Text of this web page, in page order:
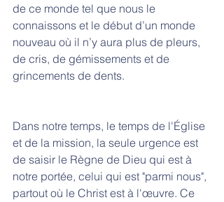
de ce monde tel que nous le
connaissons et le début d’un monde
nouveau où il n’y aura plus de pleurs,
de cris, de gémissements et de
grincements de dents.
Dans notre temps, le temps de l'Église
et de la mission, la seule urgence est
de saisir le Règne de Dieu qui est à
notre portée, celui qui est "parmi nous",
partout où le Christ est à l'œuvre. Ce